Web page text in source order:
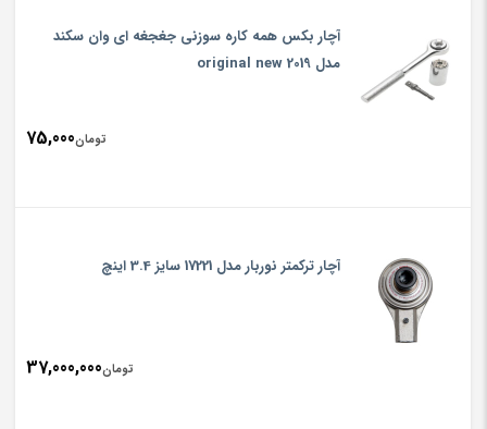
آچار بکس همه کاره سوزنی جغجغه ای وان سکند
مدل original new 2019
تومان75,000
آچار ترکمتر نوربار مدل 17221 سایز 3.4 اینچ
تومان37,000,000